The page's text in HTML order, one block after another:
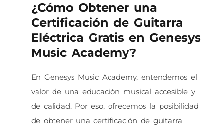
¿Cómo Obtener una
Certificación de Guitarra
Eléctrica Gratis en Genesys
Music Academy?
En Genesys Music Academy, entendemos el
valor de una educación musical accesible y
de calidad. Por eso, ofrecemos la posibilidad
de obtener una certificación de guitarra